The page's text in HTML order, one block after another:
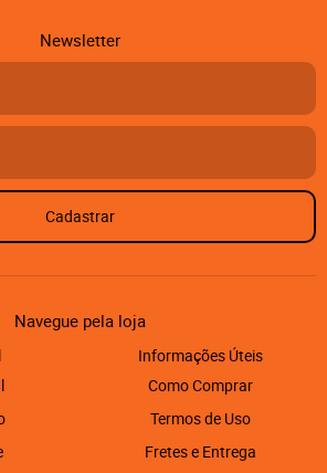
Newsletter
Cadastrar
Navegue pela loja
Informações Úteis
Como Comprar
Termos de Uso
Fretes e Entrega